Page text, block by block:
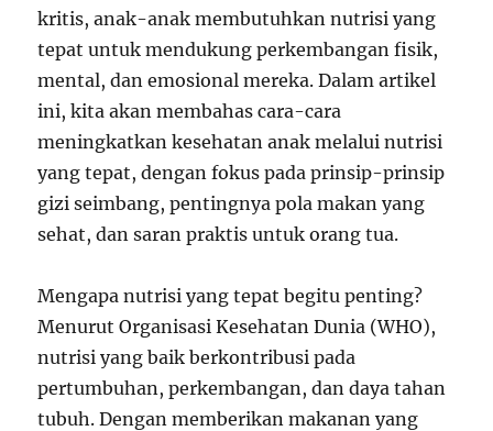
kritis, anak-anak membutuhkan nutrisi yang
tepat untuk mendukung perkembangan fisik,
mental, dan emosional mereka. Dalam artikel
ini, kita akan membahas cara-cara
meningkatkan kesehatan anak melalui nutrisi
yang tepat, dengan fokus pada prinsip-prinsip
gizi seimbang, pentingnya pola makan yang
sehat, dan saran praktis untuk orang tua.
Mengapa nutrisi yang tepat begitu penting?
Menurut Organisasi Kesehatan Dunia (WHO),
nutrisi yang baik berkontribusi pada
pertumbuhan, perkembangan, dan daya tahan
tubuh. Dengan memberikan makanan yang